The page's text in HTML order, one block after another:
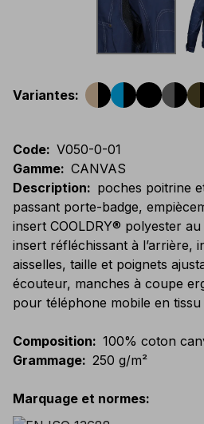
Variantes:
Code: V050-0-01
Gamme: CANVAS
Description: poches poitrine
passant porte-badge,
insert COOLDRY® polyester
insert réfléchissant à l’arrière,
aisselles, taille et poignets
écouteur, manches à coupe
pour téléphone mobile en tissu
Composition: 100% coton
Grammage: 250 g/m²
Marquage et normes: